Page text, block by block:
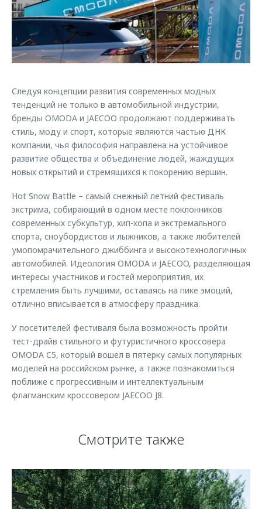
Страхование
Кредитный калькулятор
Аксессуары
Оригинальные аксессуары
Запчасти
Трейд-ин
Калькулятор трейд-ин
Клиентская поддержка
O&J Автоклуб
Клуб владельцев OMODA
Аксессуары
Одежда и сувениры
Оригинальные аксессуары
Обратная связь
Следуя концепции развития современных модных
тенденций не только в автомобильной индустрии,
бренды OMODA и JAECOO продолжают поддерживать
стиль, моду и спорт, которые являются частью ДНК
компании, чья философия направлена на устойчивое
развитие общества и объединение людей, жаждущих
новых открытий и стремящихся к покорению вершин.
Hot Snow Battle – самый снежный летний фестиваль
экстрима, собирающий в одном месте поклонников
современных субкультур, хип-хопа и экстремального
спорта, сноубордистов и лыжников, а также любителей
умопомрачительного джиббинга и высокотехнологичных
автомобилей. Идеология OMODA и JAECOO, разделяющая
интересы участников и гостей мероприятия, их
стремления быть лучшими, оставаясь на пике эмоций,
отлично вписывается в атмосферу праздника.
У посетителей фестиваля была возможность пройти
тест-драйв стильного и футуристичного кроссовера
OMODA C5, который вошел в пятерку самых популярных
моделей на российском рынке, а также познакомиться
поближе с прогрессивным и интеллектуальным
флагманским кроссовером JAECOO J8.
Смотрите также